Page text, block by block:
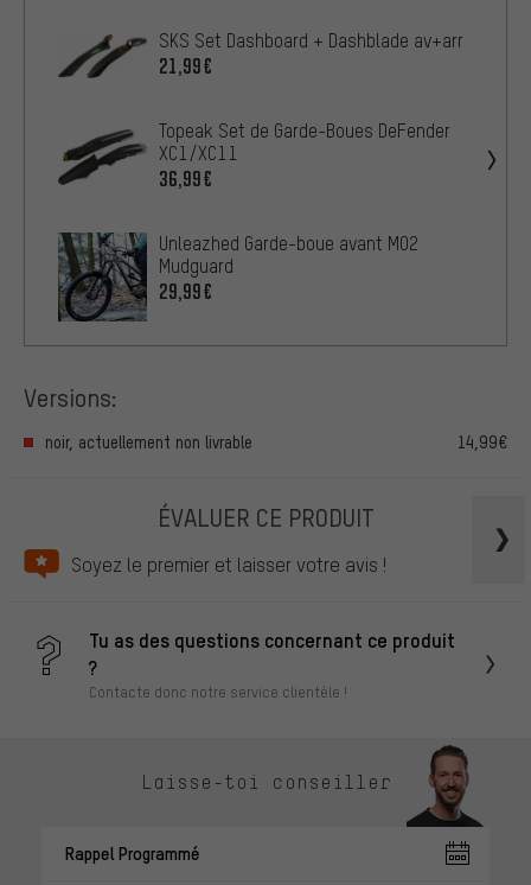
SKS Set Dashboard + Dashblade av+arr
21,99€
Topeak Set de Garde-Boues DeFender
XC1/XC11
36,99€
Unleazhed Garde-boue avant M02
Mudguard
29,99€
Versions:
noir, actuellement non livrable 14,99€
ÉVALUER CE PRODUIT
Soyez le premier et laisser votre avis !
Tu as des questions concernant ce produit
?
Contacte donc notre service clientèle !
Laisse-toi conseiller
Rappel Programmé